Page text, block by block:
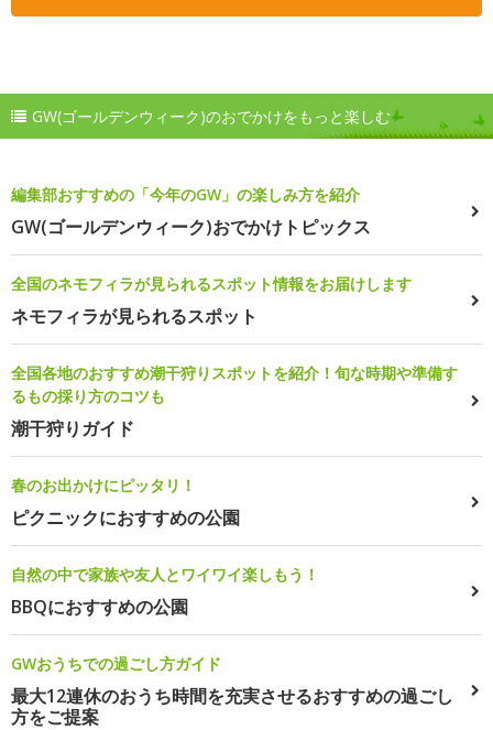
GW(ゴールデンウィーク)のおでかけをもっと楽しむ
編集部おすすめの「今年のGW」の楽しみ方を紹介
GW(ゴールデンウィーク)おでかけトピックス
全国のネモフィラが見られるスポット情報をお届けします
ネモフィラが見られるスポット
全国各地のおすすめ潮干狩りスポットを紹介！旬な時期や準備す
るもの採り方のコツも
潮干狩りガイド
春のお出かけにピッタリ！
ピクニックにおすすめの公園
自然の中で家族や友人とワイワイ楽しもう！
BBQにおすすめの公園
GWおうちでの過ごし方ガイド
最大12連休のおうち時間を充実させるおすすめの過ごし
方をご提案